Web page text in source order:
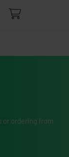
or ordering from